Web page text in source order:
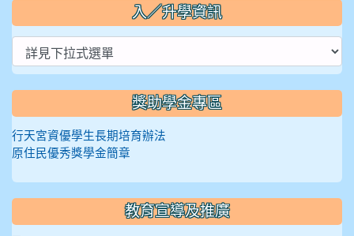
入／升學資訊
獎助學金專區
行天宮資優學生長期培育辦法
原住民優秀獎學金簡章
教育宣導及推廣